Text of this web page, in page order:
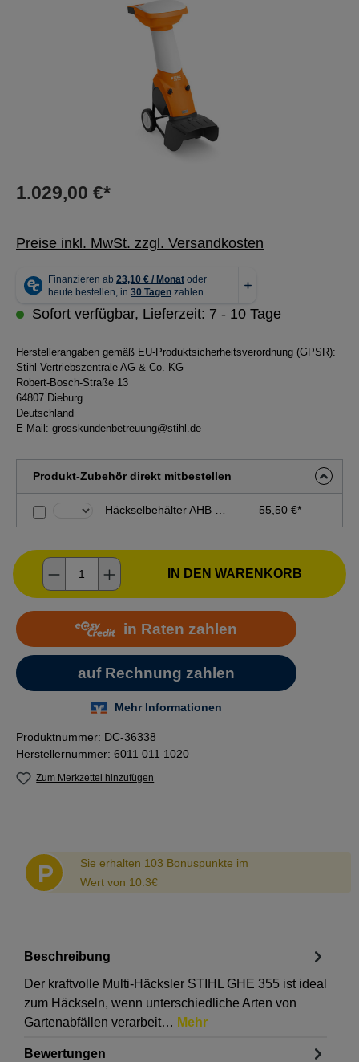
1.029,00 €*
Preise inkl. MwSt. zzgl. Versandkosten
Sofort verfügbar, Lieferzeit: 7 - 10 Tage
Herstellerangaben gemäß EU-Produktsicherheitsverordnung (GPSR):
Stihl Vertriebszentrale AG & Co. KG
Robert-Bosch-Straße 13
64807 Dieburg
Deutschland
E-Mail: grosskundenbetreuung@stihl.de
Produkt-Zubehör direkt mitbestellen
55,50 €*
Produkt Anzahl: Gib den gewünschten
IN DEN WARENKORB
Produktnummer: DC-36338
Herstellernummer: 6011 011 1020
Zum Merkzettel hinzufügen
P
Sie erhalten 103 Bonuspunkte im
Wert von 10.3€
Beschreibung
Der kraftvolle Multi-Häcksler STIHL GHE 355 ist ideal
zum Häckseln, wenn unterschiedliche Arten von
Gartenabfällen verarbeit… Mehr
Bewertungen